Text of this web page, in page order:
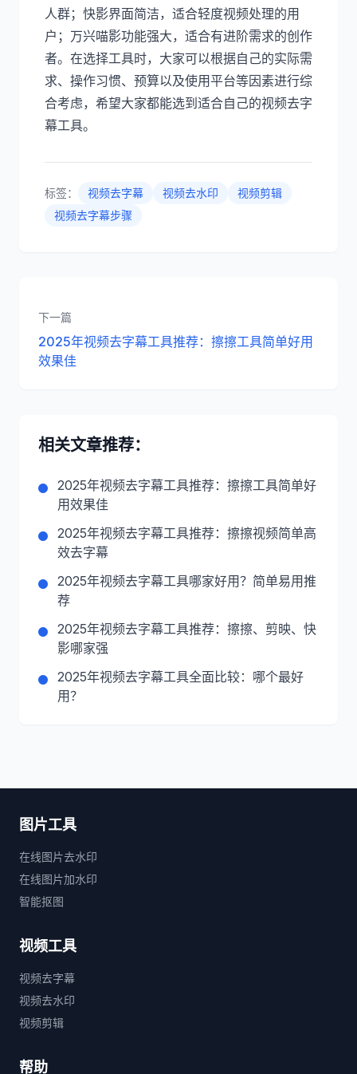
人群；快影界面简洁，适合轻度视频处理的用
户；万兴喵影功能强大，适合有进阶需求的创作
者。在选择工具时，大家可以根据自己的实际需
求、操作习惯、预算以及使用平台等因素进行综
合考虑，希望大家都能选到适合自己的视频去字
幕工具。
标签： 视频去字幕 视频去水印
视频剪辑
视频去字幕步骤
下一篇
2025年视频去字幕工具推荐：擦擦工具简单好用
效果佳
相关文章推荐：
2025年视频去字幕工具推荐：擦擦工具简单好
用效果佳
2025年视频去字幕工具推荐：擦擦视频简单高
效去字幕
2025年视频去字幕工具哪家好用？简单易用推
荐
2025年视频去字幕工具推荐：擦擦、剪映、快
影哪家强
2025年视频去字幕工具全面比较：哪个最好
用？
图片工具
在线图片去水印
在线图片加水印
智能抠图
视频工具
视频去字幕
视频去水印
视频剪辑
帮助